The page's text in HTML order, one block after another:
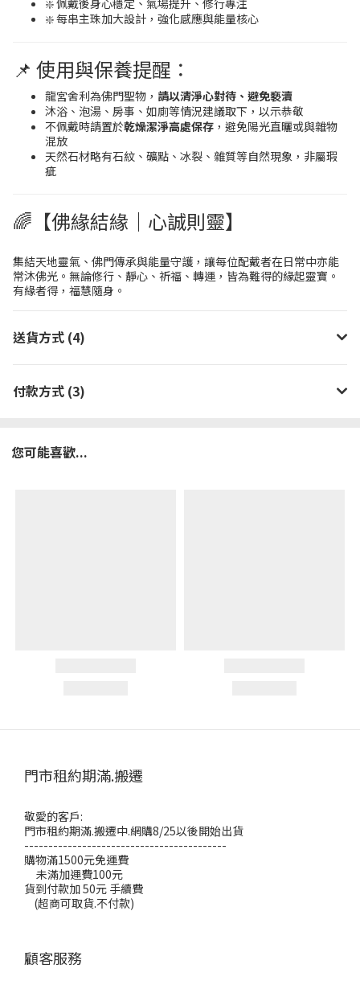
❇️ 每串主珠加大設計，強化感應與能量核心
📌 使用與保養提醒：
龍宮舍利為佛門聖物， 請以清淨心對待、避免褻瀆
沐浴、泡湯、房事、如廁等情況建議取下，以示恭敬
不佩戴時請置於乾燥潔淨高處保存 ，避免陽光直曬或與雜物
混放
天然石材略有石紋、礦點、冰裂、雜質等自然現象，非屬瑕
疵
🌈【佛緣結緣｜心誠則靈】
集結天地靈氣、佛門傳承與能量守護，讓每位配戴者在日常中亦能
常沐佛光。無論修行、靜心、祈福、轉運，皆為難得的緣起靈寶。
有緣者得，福慧隨身。
送貨方式 (4)
付款方式 (3)
您可能喜歡...
門市租約期滿.搬遷
敬愛的客戶:
門市租約期滿.搬遷中.網購8/25以後開始出貨
------------------------------------------
購物滿1500元免運費
未滿加運費100元
貨到付款加 50元 手續費
(超商可取貨.不付款)
顧客服務